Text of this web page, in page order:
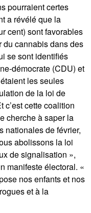
pourraient certes
a révélé que la
cent) sont favorables
du cannabis dans des
se sont identifiés
démocrate (CDU) et
les seules
de la loi de
c’est cette coalition
cherche à saper la
nationales de février,
abolissons la loi
de signalisation »,
manifeste électoral. «
nos enfants et nos
et à la